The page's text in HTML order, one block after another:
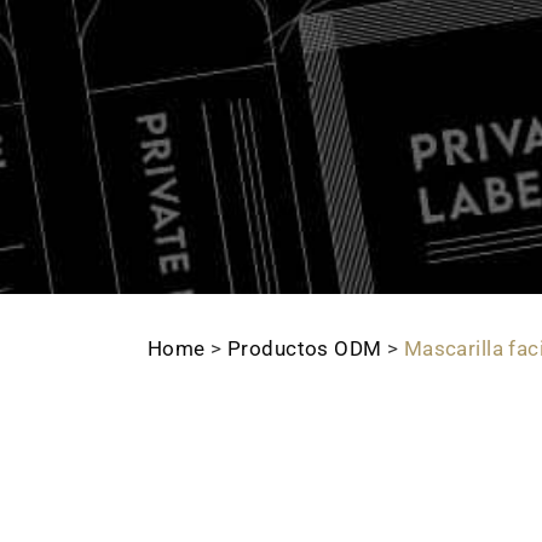
Home > Productos ODM > Mascarilla